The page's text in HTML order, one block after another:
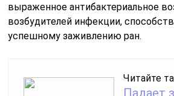
выраженное антибактериальное
возбудителей инфекции,
успешному заживлению ран.
Читайте
Падает